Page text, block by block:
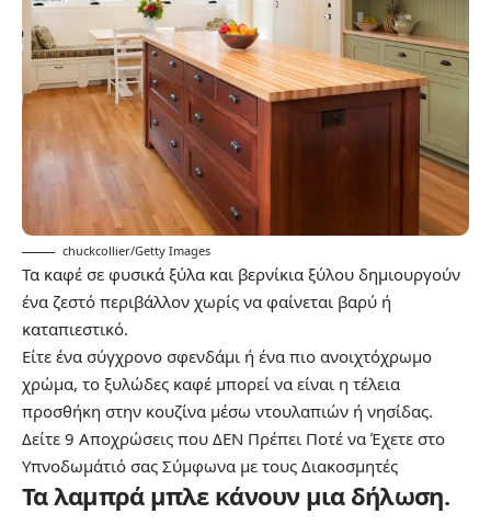
chuckcollier/Getty Images
Τα καφέ σε φυσικά ξύλα και βερνίκια ξύλου δημιουργούν
ένα ζεστό περιβάλλον χωρίς να φαίνεται βαρύ ή
καταπιεστικό.
Είτε ένα σύγχρονο σφενδάμι ή ένα πιο ανοιχτόχρωμο
χρώμα, το ξυλώδες καφέ μπορεί να είναι η τέλεια
προσθήκη στην κουζίνα μέσω ντουλαπιών ή νησίδας.
Δείτε 9 Αποχρώσεις που ΔΕΝ Πρέπει Ποτέ να Έχετε στο
Υπνοδωμάτιό σας Σύμφωνα με τους Διακοσμητές
Τα λαμπρά μπλε κάνουν μια δήλωση.